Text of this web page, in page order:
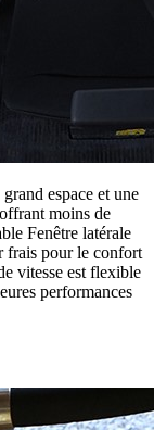
espace et une
moins de
Fenêtre latérale
frais pour le confort
vitesse est flexible
performances